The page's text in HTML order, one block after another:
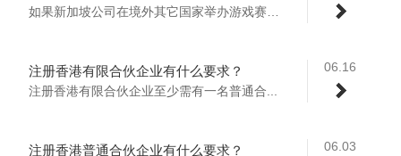
如果新加坡公司在境外其它国家举办游戏赛事...
06.16
注册香港有限合伙企业有什么要求？
注册香港有限合伙企业至少需有‌一名普通合...
06.03
注册香港普通合伙企业有什么要求？